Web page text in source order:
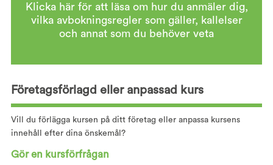
Klicka här för att läsa om hur du anmäler dig,
vilka avbokningsregler som gäller, kallelser
och annat som du behöver veta
Företagsförlagd eller anpassad kurs
Vill du förlägga kursen på ditt företag eller anpassa kursens
innehåll efter dina önskemål?
Gör en kursförfrågan